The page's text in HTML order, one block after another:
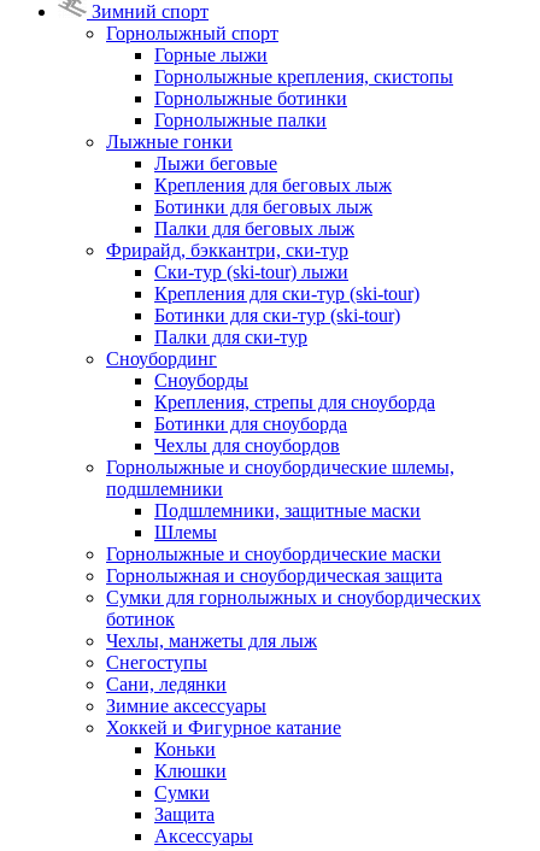
Зимний спорт
Горнолыжный спорт
Горные лыжи
Горнолыжные крепления, скистопы
Горнолыжные ботинки
Горнолыжные палки
Лыжные гонки
Лыжи беговые
Крепления для беговых лыж
Ботинки для беговых лыж
Палки для беговых лыж
Фрирайд, бэккантри, ски-тур
Ски-тур (ski-tour) лыжи
Крепления для ски-тур (ski-tour)
Ботинки для ски-тур (ski-tour)
Палки для ски-тур
Сноубординг
Сноуборды
Крепления, стрепы для сноуборда
Ботинки для сноуборда
Чехлы для сноубордов
Горнолыжные и сноубордические шлемы,
подшлемники
Подшлемники, защитные маски
Шлемы
Горнолыжные и сноубордические маски
Горнолыжная и сноубордическая защита
Сумки для горнолыжных и сноубордических
ботинок
Чехлы, манжеты для лыж
Снегоступы
Сани, ледянки
Зимние аксессуары
Хоккей и Фигурное катание
Коньки
Клюшки
Сумки
Защита
Аксессуары